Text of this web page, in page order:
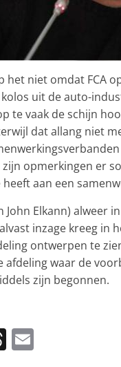
het niet omdat FCA
uit de auto-
te vaak de schijn
dat allang niet
opmerkingen er
aan een
John Elkann) alweer
inzage kreeg
ontwerpen te
afdeling waar de
zijn begonnen.
T